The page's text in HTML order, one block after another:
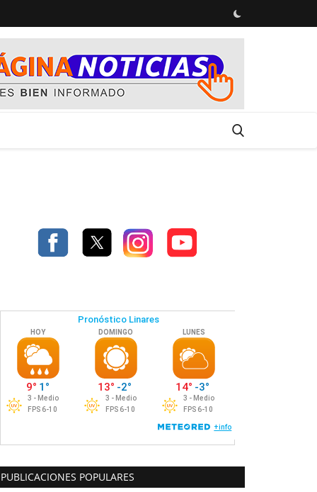
PUBLICACIONES POPULARES